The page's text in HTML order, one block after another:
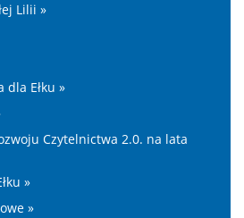
Lilii »
Ełku »
Czytelnictwa 2.0. na lata
»
»